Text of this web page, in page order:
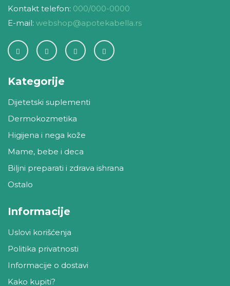
Kontakt telefon: 000/000-0000
E-mail: webshop@apotekabella.rs
Kategorije
Dijetetski suplementi
Dermokozmetika
Higijena i nega kože
Mame, bebe i deca
Biljni preparati i zdrava ishrana
Ostalo
Informacije
Uslovi korišćenja
Politika privatnosti
Informacije o dostavi
Kako kupiti?